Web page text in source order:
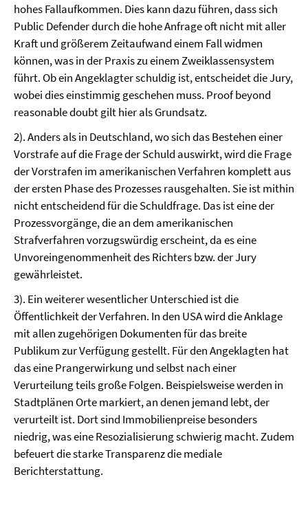
hohes Fallaufkommen. Dies kann dazu führen, dass sich
Public Defender durch die hohe Anfrage oft nicht mit aller
Kraft und größerem Zeitaufwand einem Fall widmen
können, was in der Praxis zu einem Zweiklassensystem
führt. Ob ein Angeklagter schuldig ist, entscheidet die Jury,
wobei dies einstimmig geschehen muss. Proof beyond
reasonable doubt gilt hier als Grundsatz.
2). Anders als in Deutschland, wo sich das Bestehen einer
Vorstrafe auf die Frage der Schuld auswirkt, wird die Frage
der Vorstrafen im amerikanischen Verfahren komplett aus
der ersten Phase des Prozesses rausgehalten. Sie ist mithin
nicht entscheidend für die Schuldfrage. Das ist eine der
Prozessvorgänge, die an dem amerikanischen
Strafverfahren vorzugswürdig erscheint, da es eine
Unvoreingenommenheit des Richters bzw. der Jury
gewährleistet.
3). Ein weiterer wesentlicher Unterschied ist die
Öffentlichkeit der Verfahren. In den USA wird die Anklage
mit allen zugehörigen Dokumenten für das breite
Publikum zur Verfügung gestellt. Für den Angeklagten hat
das eine Prangerwirkung und selbst nach einer
Verurteilung teils große Folgen. Beispielsweise werden in
Stadtplänen Orte markiert, an denen jemand lebt, der
verurteilt ist. Dort sind Immobilienpreise besonders
niedrig, was eine Resozialisierung schwierig macht. Zudem
befeuert die starke Transparenz die mediale
Berichterstattung.